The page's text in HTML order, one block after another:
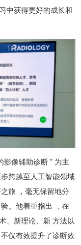
中获得更好的成长和
影像辅助诊断 ” 为主
跨越至人工智能领域
旅 ，毫无保留地分
。他着重指出 ，在
、新理论、新 方法以
仅有效提升了诊断效